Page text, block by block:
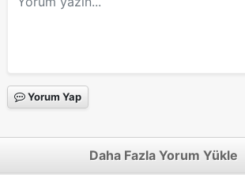
Yorum Yap
Daha Fazla Yorum Yükle